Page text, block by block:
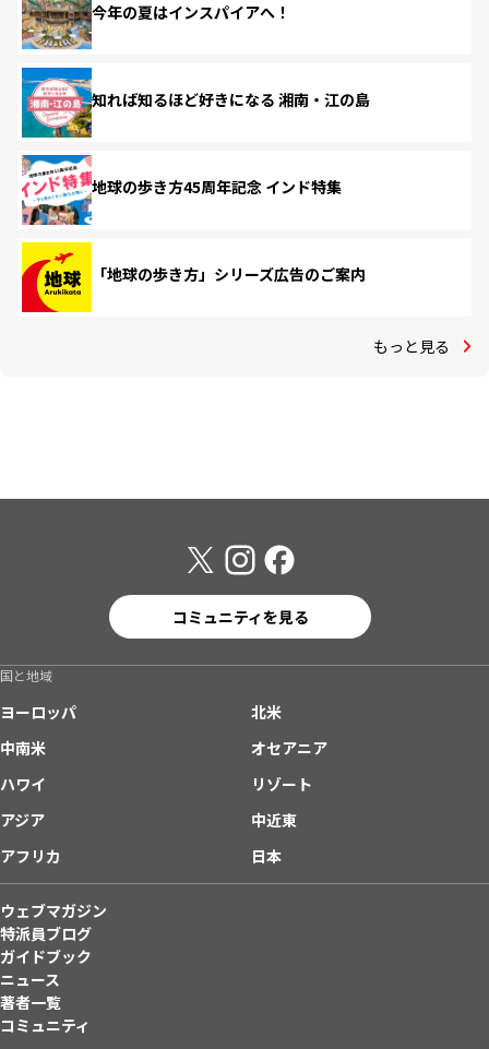
今年の夏はインスパイアへ！
知れば知るほど好きになる 湘南・江の島
地球の歩き方45周年記念 インド特集
「地球の歩き方」シリーズ広告のご案内
もっと見る
コミュニティを見る
国と地域
ヨーロッパ
北米
中南米
オセアニア
ハワイ
リゾート
アジア
中近東
アフリカ
日本
ウェブマガジン
特派員ブログ
ガイドブック
ニュース
著者一覧
コミュニティ